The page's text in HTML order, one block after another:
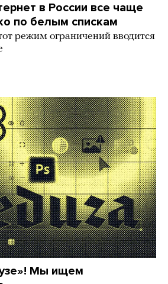
в России все чаще
по белым спискам
режим ограничений вводится
Мы ищем